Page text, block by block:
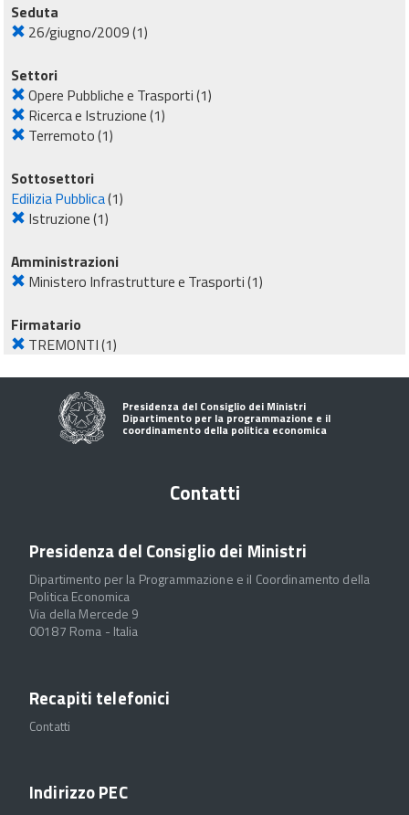
Seduta
26/giugno/2009(1)
Settori
Opere Pubbliche e Trasporti(1)
Ricerca e Istruzione(1)
Terremoto(1)
Sottosettori
Edilizia Pubblica(1)
Istruzione(1)
Amministrazioni
Ministero Infrastrutture e Trasporti(1)
Firmatario
TREMONTI(1)
Presidenza del Consiglio dei Ministri
Dipartimento per la programmazione e il
coordinamento della politica economica
Contatti
Presidenza del Consiglio dei Ministri
Dipartimento per la Programmazione e il Coordinamento della
Politica Economica
Via della Mercede 9
00187 Roma - Italia
Recapiti telefonici
Contatti
Indirizzo PEC